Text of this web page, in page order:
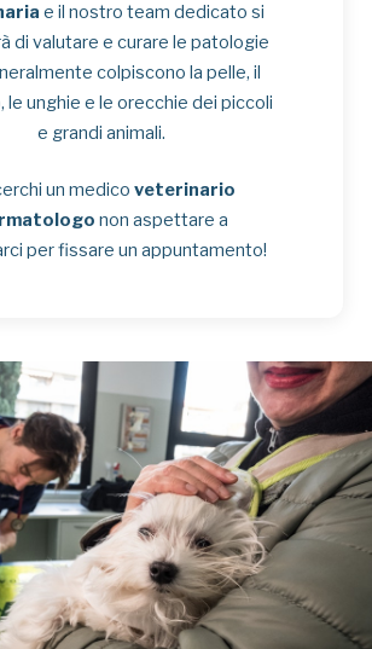
e il nostro team dedicato si
di valutare e curare le patologie
colpiscono la pelle, il
le unghie e le orecchie dei piccoli
e grandi animali.
un medico veterinario
non aspettare a
per fissare un appuntamento!